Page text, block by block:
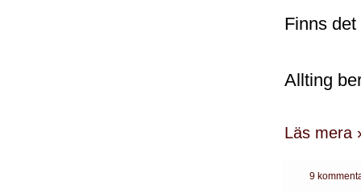
Finns
Allting
Läs mera
9